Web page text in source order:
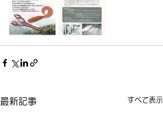
最新記事 すべて表示